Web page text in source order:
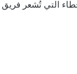
التي تُشعر